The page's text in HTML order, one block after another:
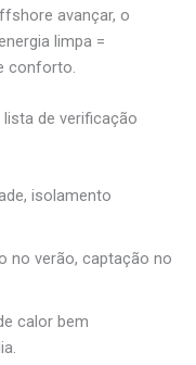
avançar, o
limpa =
conforto.
de verificação
isolamento
no verão, captação no
calor bem